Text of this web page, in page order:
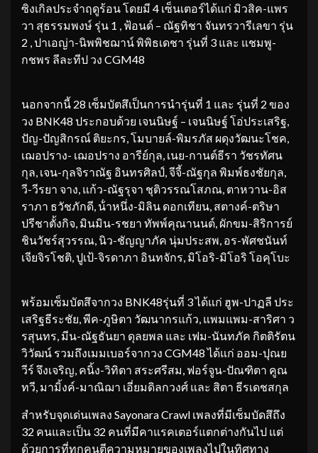
ซิงเกิลประจำฤดูร้อน โดยมี 4 เซ็นเตอร์ได้แก่ มิวสิค-แพร
วา สุธรรมพงษ์ รุ่น 1 , ฟ้อนด์ – ณัฐทิชา จันทรวารีเลขา รุ่น
2 , ปาเอญ่า-นิพพิชฌาน์ พิพิธเดชา รุ่นที่ 3 และ แชมพู-
กชพร ลีละทีป วง CGM48
นอกจากนี้ 28 เซ็มบัตสึเป็นการนำรุ่นที่ 1 และ รุ่นที่ 2 ของ
วง BNK48 ประกอบด้วย เจนนิษฐ์ – เจนนิษฐ์ โอ่ประเสริฐ,
ปัญ-ปัญสิกรณ์ ติยะกร, โมบายล์-พิมรภัส ผดุงวัฒนะโชค,
เฌอปราง- เฌอปราง อารีย์กุล, เนย-กานต์ธีรา วัชรทัศน
กุล, เจน-กุลจิราณัฐ อินทรศิลป์, จีจี้-ณัฐกุล พิมพ์ธงชัยกุล,
วี-วีรยา จาง, แก้ว-ณัฐรุจา ชุติวรรณโสภณ, ตาหวาน-อิส
ราภา ธวัชภักดี, น้ําหนึ่ง-มิลิน ดอกเทียน, สตางค์-ตริษา
ปรีชาตั้งกิจ, มินมิน-รชยา ทัพพ์คุณานนต์, ผักขม-สิริการย์
ชินวัชร์สุวรรณ, นิว-ชัญญาภัค นุ่มประสพ, อร-พัศชนันท์
เจียจิรโชติ, ปูเป้-จิรดาภา อินทจักร, มิโอริ-มิโอริ โอคุโบะ
พร้อมเซ็มบัตสึจากวง BNK48รุ่นที่ 3 ได้แก่ ฮูพ-ปาฏลี ประ
เสริฐธีระชัย, พีค-ภูษิตา วัฒนากรแก้ว, แพมแพม-สาริศา ว
รสุนทร, มีน-ณัฐธันยา ดุลยพล และ เฟม-นันทภัค กิตติรัตน
วิวัฒน์ รวมถึงเมมเบอร์จากวง CGM48 ได้แก่ ออม-ปุณย
วีร์ จึงเจริญ, คนิ้ง-วิทิตา สระศรีสม, ฟอร์จูน-ปัณฑิตา คูณ
ทวี, มามิ้งค์-มาณิฌา เอี่ยมดิลกวงศ์ และ สิตา ธีรเดชสกุล
สำหรับจุดเด่นเพลง Sayonara Crawl เพลงที่มีเซ็มบัดสึถึง
32 คนและเป็น 32 คนที่มีคาแรคเตอร์แตกต่างกันไป แต่
ด้วยการที่ทุกคนตีความหมายของเพลงไปในทิศทาง